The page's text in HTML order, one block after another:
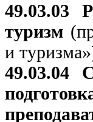
49.03.03
туризм
и
49.03.04